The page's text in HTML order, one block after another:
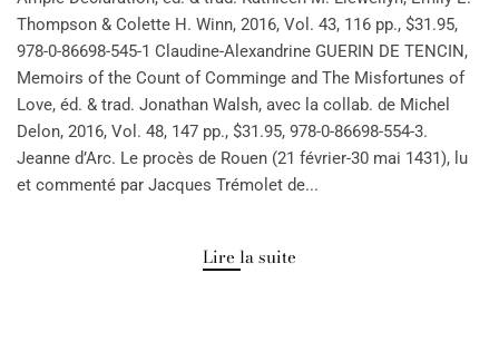
Thompson & Colette H. Winn, 2016, Vol. 43, 116 pp., $31.95,
978-0-86698-545-1 Claudine-Alexandrine GUERIN DE TENCIN,
Memoirs of the Count of Comminge and The Misfortunes of
Love, éd. & trad. Jonathan Walsh, avec la collab. de Michel
Delon, 2016, Vol. 48, 147 pp., $31.95, 978-0-86698-554-3.
Jeanne d’Arc. Le procès de Rouen (21 février-30 mai 1431), lu
et commenté par Jacques Trémolet de...
Lire la suite